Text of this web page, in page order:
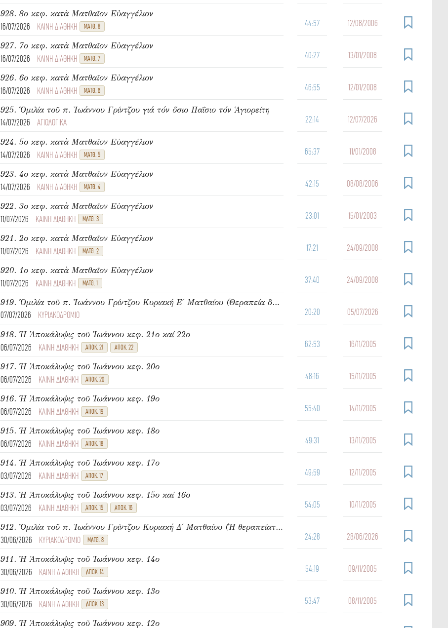
928. 8ο κεφ. κατὰ Ματθαῖον Εὐαγγέλιον
16/07/2026
ΚΑΙΝΗ ΔΙΑΘΗΚΗ ΜΑΤΘ. 8 44:57 12/08/2006
927. 7ο κεφ. κατὰ Ματθαῖον Εὐαγγέλιον
16/07/2026
ΚΑΙΝΗ ΔΙΑΘΗΚΗ ΜΑΤΘ. 7 40:27 13/01/2008
926. 6ο κεφ. κατὰ Ματθαῖον Εὐαγγέλιον
16/07/2026
ΚΑΙΝΗ ΔΙΑΘΗΚΗ ΜΑΤΘ. 6 46:55 12/01/2008
925. Ὁμιλία τοῦ π. Ἰωάννου Γρίντζου γιά τόν ὅσιο Παΐσιο τόν Ἁγιορείτη
14/07/2026
ΑΓΙΟΛΟΓΙΚΑ 22:14 12/07/2026
924. 5ο κεφ. κατὰ Ματθαῖον Εὐαγγέλιον
14/07/2026
ΚΑΙΝΗ ΔΙΑΘΗΚΗ ΜΑΤΘ. 5 65:37 11/01/2008
923. 4ο κεφ. κατὰ Ματθαῖον Εὐαγγέλιον
14/07/2026
ΚΑΙΝΗ ΔΙΑΘΗΚΗ ΜΑΤΘ. 4 42:15 08/08/2006
922. 3ο κεφ. κατὰ Ματθαῖον Εὐαγγέλιον
11/07/2026
ΚΑΙΝΗ ΔΙΑΘΗΚΗ ΜΑΤΘ. 3 23:01 15/01/2003
921. 2ο κεφ. κατὰ Ματθαῖον Εὐαγγέλιον
11/07/2026
ΚΑΙΝΗ ΔΙΑΘΗΚΗ ΜΑΤΘ. 2 17:21 24/09/2008
920. 1ο κεφ. κατὰ Ματθαῖον Εὐαγγέλιον
11/07/2026
ΚΑΙΝΗ ΔΙΑΘΗΚΗ ΜΑΤΘ. 1 37:40 24/09/2008
919. Ὁμιλία τοῦ π. Ἰωάννου Γρίντζου Κυριακή Ε΄ Ματθαίου (Θεραπεία δαιμονιζομένων)
07/07/2026
ΚΥΡΙΑΚΟΔΡΟΜΙΟ 20:20 05/07/2026
918. Ἡ Ἀποκάλυψις τοῦ Ἰωάννου κεφ. 21ο καί 22ο
06/07/2026
ΚΑΙΝΗ ΔΙΑΘΗΚΗ ΑΠΟΚ. 21 ΑΠΟΚ. 22 62:53 16/11/2005
917. Ἡ Ἀποκάλυψις τοῦ Ἰωάννου κεφ. 20ο
06/07/2026
ΚΑΙΝΗ ΔΙΑΘΗΚΗ ΑΠΟΚ. 20 48:16 15/11/2005
916. Ἡ Ἀποκάλυψις τοῦ Ἰωάννου κεφ. 19ο
06/07/2026
ΚΑΙΝΗ ΔΙΑΘΗΚΗ ΑΠΟΚ. 19 55:40 14/11/2005
915. Ἡ Ἀποκάλυψις τοῦ Ἰωάννου κεφ. 18ο
06/07/2026
ΚΑΙΝΗ ΔΙΑΘΗΚΗ ΑΠΟΚ. 18 49:31 13/11/2005
914. Ἡ Ἀποκάλυψις τοῦ Ἰωάννου κεφ. 17ο
03/07/2026
ΚΑΙΝΗ ΔΙΑΘΗΚΗ ΑΠΟΚ. 17 49:59 12/11/2005
913. Ἡ Ἀποκάλυψις τοῦ Ἰωάννου κεφ. 15ο καί 16ο
03/07/2026
ΚΑΙΝΗ ΔΙΑΘΗΚΗ ΑΠΟΚ. 15 ΑΠΟΚ. 16 54:05 10/11/2005
912. Ὁμιλία τοῦ π. Ἰωάννου Γρίντζου Κυριακή Δ΄ Ματθαίου (Ἡ θεραπείατοῦ δούλου τοῦ ἑκατοντάρχου)
30/06/2026
ΚΥΡΙΑΚΟΔΡΟΜΙΟ ΜΑΤΘ. 8 24:28 28/06/2026
911. Ἡ Ἀποκάλυψις τοῦ Ἰωάννου κεφ. 14ο
30/06/2026
ΚΑΙΝΗ ΔΙΑΘΗΚΗ ΑΠΟΚ. 14 54:19 09/11/2005
910. Ἡ Ἀποκάλυψις τοῦ Ἰωάννου κεφ. 13ο
30/06/2026
ΚΑΙΝΗ ΔΙΑΘΗΚΗ ΑΠΟΚ. 13 53:47 08/11/2005
909. Ἡ Ἀποκάλυψις τοῦ Ἰωάννου κεφ. 12ο